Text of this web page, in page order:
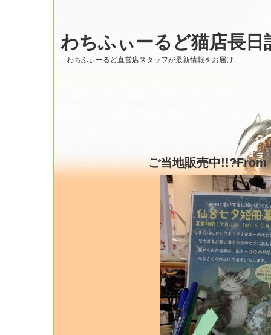
わちふぃーるど猫店長日
わちふぃーるど直営店スタッフが最新情報をお届け
ご当地販売中